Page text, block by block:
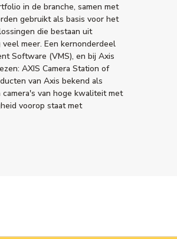
in de branche, samen met
gebruikt als basis voor het
die bestaan uit
meer. Een kernonderdeel
Software (VMS), en bij Axis
AXIS Camera Station of
van Axis bekend als
van hoge kwaliteit met
voorop staat met